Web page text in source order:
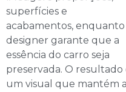
superfícies e
acabamentos, enquanto
designer garante que a
essência do carro seja
preservada. O resultado
um visual que mantém a